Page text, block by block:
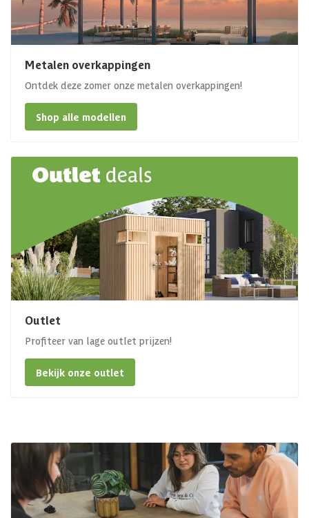
Metalen overkappingen
Ontdek deze zomer onze metalen overkappingen!
Shop alle modellen
Outlet
Profiteer van lage outlet prijzen!
Bekijk onze outlet